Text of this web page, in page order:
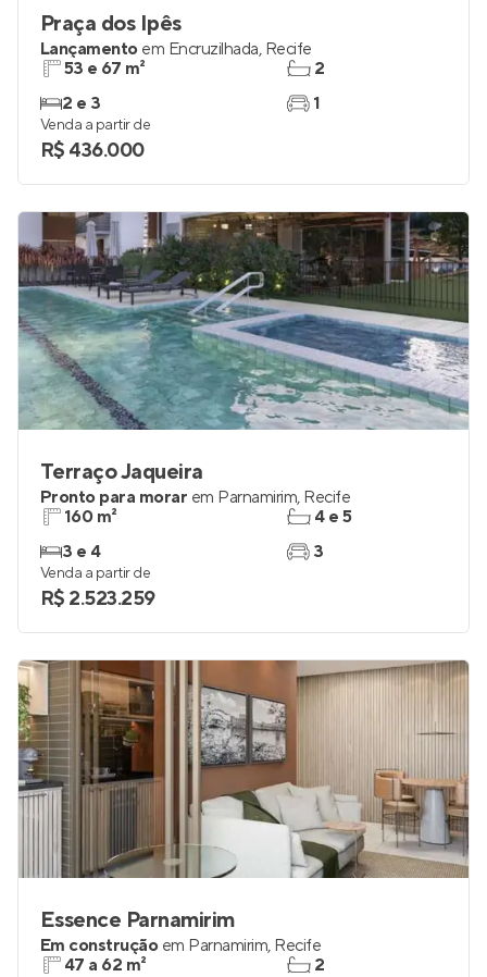
Praça dos Ipês
Lançamento em Encruzilhada, Recife
53 e 67 m²
2 e 3
2
1
Venda a partir de
R$ 436.000
Terraço Jaqueira
Pronto para morar em Parnamirim, Recife
160 m²
3 e 4
4 e 5
3
Venda a partir de
R$ 2.523.259
Essence Parnamirim
Em construção em Parnamirim, Recife
47 a 62 m²
2